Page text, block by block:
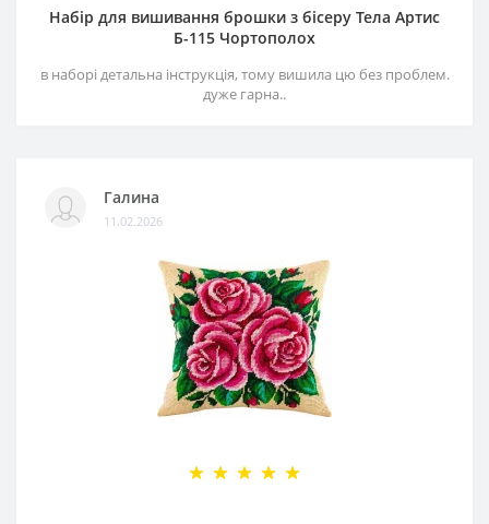
Набір для вишивання брошки з бісеру Тела Артис
Б-115 Чортополох
в наборі детальна інструкція, тому вишила цю без проблем.
дуже гарна..
Галина
11.02.2026